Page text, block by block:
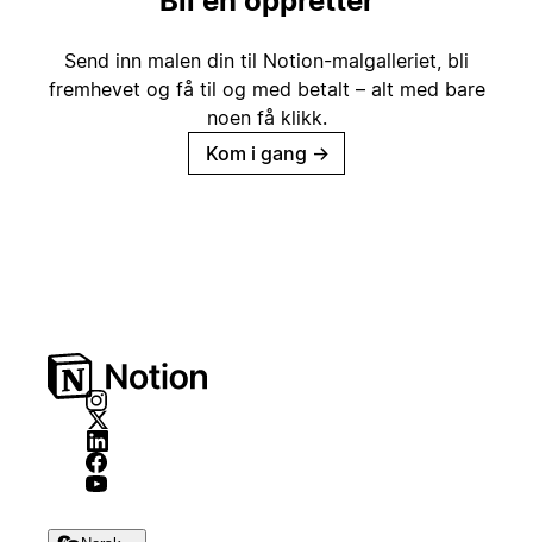
Send inn malen din til Notion-malgalleriet, bli
fremhevet og få til og med betalt – alt med bare
noen få klikk.
Kom i gang →